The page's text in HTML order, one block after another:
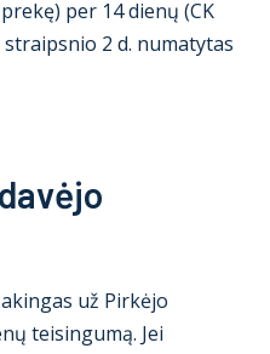
per 14 dienų (CK
2 d. numatytas
už Pirkėjo
teisingumą. Jei